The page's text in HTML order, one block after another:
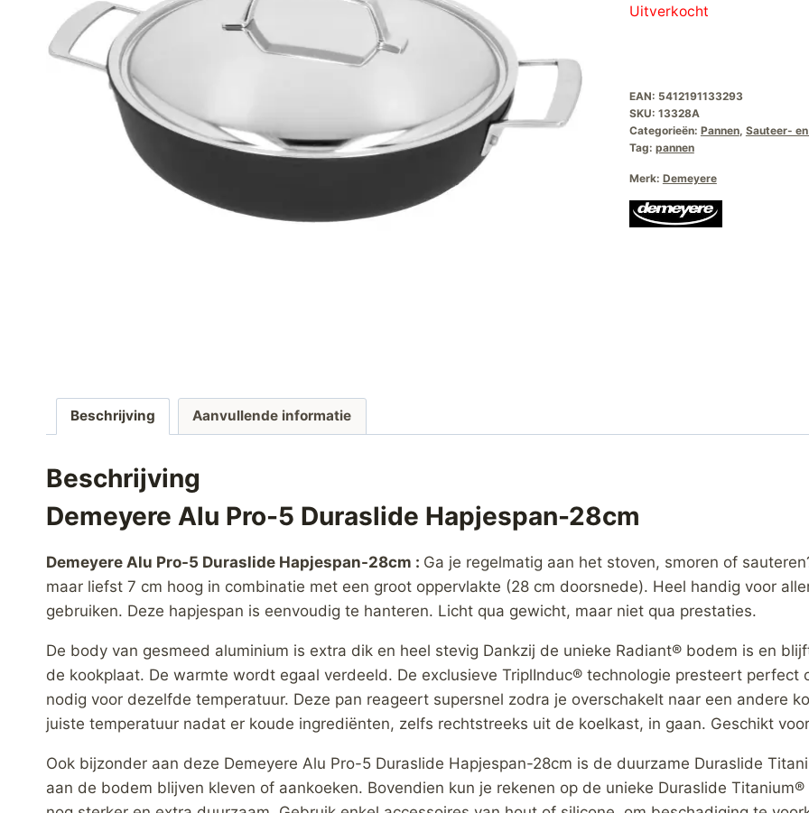
Uitverkocht
EAN: 5412191133293
SKU: 13328A
Categorieën: Pannen, Sauteer-
Tag: pannen
Merk: Demeyere
Beschrijving Aanvullende informatie
Beschrijving
Demeyere Alu Pro-5 Duraslide Hapjespan-28cm
Demeyere Alu Pro-5 Duraslide Hapjespan-28cm : Ga je regelmatig aan het stoven, smoren of
maar liefst 7 cm hoog in combinatie met een groot oppervlakte (28 cm doorsnede). Heel handig voor
gebruiken. Deze hapjespan is eenvoudig te hanteren. Licht qua gewicht, maar niet qua prestaties.
De body van gesmeed aluminium is extra dik en heel stevig Dankzij de unieke Radiant® bodem is en
de kookplaat. De warmte wordt egaal verdeeld. De exclusieve TriplInduc® technologie presteert
nodig voor dezelfde temperatuur. Deze pan reageert supersnel zodra je overschakelt naar een andere
juiste temperatuur nadat er koude ingrediënten, zelfs rechtstreeks uit de koelkast, in gaan. Geschikt
Ook bijzonder aan deze Demeyere Alu Pro-5 Duraslide Hapjespan-28cm is de duurzame Duraslide
aan de bodem blijven kleven of aankoeken. Bovendien kun je rekenen op de unieke Duraslide